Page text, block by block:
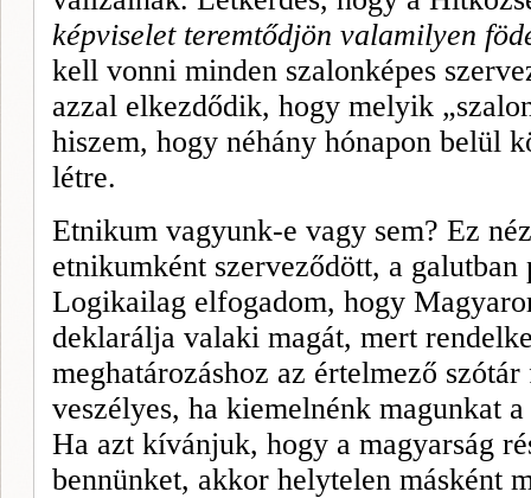
képviselet teremtődjön valamilyen
kell vonni minden szalonképes
azzal elkezdődik, hogy melyik
hiszem, hogy néhány hónapon belül
létre.
Etnikum vagyunk-e vagy sem? Ez
etnikumként szerveződött, a
Logikailag elfogadom, hogy
deklarálja valaki magát, mert
meghatározáshoz az értelmező
veszélyes, ha kiemelnénk magunkat
Ha azt kívánjuk, hogy a magyarság
bennünket, akkor helytelen másként